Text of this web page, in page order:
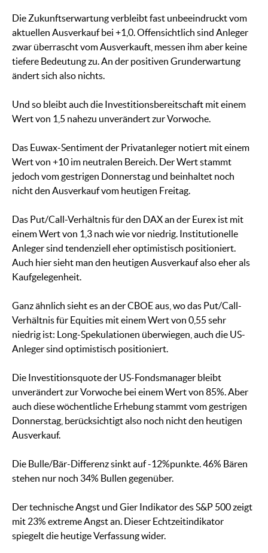
Die Zukunftserwartung verbleibt fast unbeeindruckt vom
aktuellen Ausverkauf bei +1,0. Offensichtlich sind Anleger
zwar überrascht vom Ausverkauft, messen ihm aber keine
tiefere Bedeutung zu. An der positiven Grunderwartung
ändert sich also nichts.
Und so bleibt auch die Investitionsbereitschaft mit einem
Wert von 1,5 nahezu unverändert zur Vorwoche.
Das Euwax-Sentiment der Privatanleger notiert mit einem
Wert von +10 im neutralen Bereich. Der Wert stammt
jedoch vom gestrigen Donnerstag und beinhaltet noch
nicht den Ausverkauf vom heutigen Freitag.
Das Put/Call-Verhältnis für den DAX an der Eurex ist mit
einem Wert von 1,3 nach wie vor niedrig. Institutionelle
Anleger sind tendenziell eher optimistisch positioniert.
Auch hier sieht man den heutigen Ausverkauf also eher als
Kaufgelegenheit.
Ganz ähnlich sieht es an der CBOE aus, wo das Put/Call-
Verhältnis für Equities mit einem Wert von 0,55 sehr
niedrig ist: Long-Spekulationen überwiegen, auch die US-
Anleger sind optimistisch positioniert.
Die Investitionsquote der US-Fondsmanager bleibt
unverändert zur Vorwoche bei einem Wert von 85%. Aber
auch diese wöchentliche Erhebung stammt vom gestrigen
Donnerstag, berücksichtigt also noch nicht den heutigen
Ausverkauf.
Die Bulle/Bär-Differenz sinkt auf -12%punkte. 46% Bären
stehen nur noch 34% Bullen gegenüber.
Der technische Angst und Gier Indikator des S&P 500 zeigt
mit 23% extreme Angst an. Dieser Echtzeitindikator
spiegelt die heutige Verfassung wider.